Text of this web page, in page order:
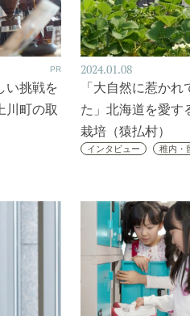
PR
い挑戦を
川町の取
2024.01.08
「大自然に惹かれ
た」北海道を愛す
栽培（猿払村）
インタビュー 稚内・